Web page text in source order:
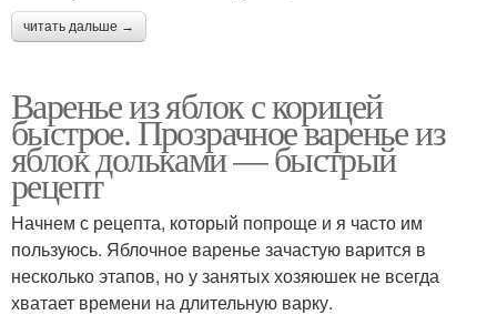
читать дальше →
Варенье из яблок с корицей
быстрое. Прозрачное варенье из
яблок дольками — быстрый
рецепт
Начнем с рецепта, который попроще и я часто им
пользуюсь. Яблочное варенье зачастую варится в
несколько этапов, но у занятых хозяюшек не всегда
хватает времени на длительную варку.